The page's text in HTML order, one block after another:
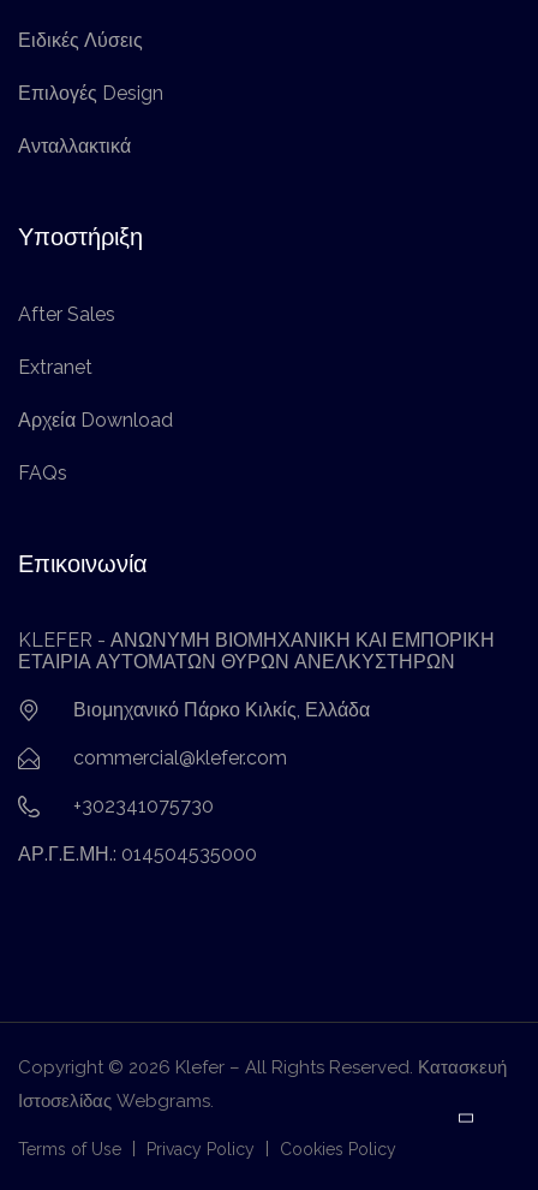
Ειδικές Λύσεις
Επιλογές Design
Ανταλλακτικά
Υποστήριξη
After Sales
Extranet
Αρχεία Download
FAQs
Επικοινωνία
KLEFER - ΑΝΩΝΥΜΗ ΒΙΟΜΗΧΑΝΙΚΗ ΚΑΙ ΕΜΠΟΡΙΚΗ
ΕΤΑΙΡΙΑ ΑΥΤΟΜΑΤΩΝ ΘΥΡΩΝ ΑΝΕΛΚΥΣΤΗΡΩΝ
Βιομηχανικό Πάρκο Κιλκίς, Ελλάδα
commercial@klefer.com
+302341075730
ΑΡ.Γ.Ε.ΜΗ.: 014504535000
Copyright © 2026 Klefer – All Rights Reserved. Κατασκευή
Ιστοσελίδας Webgrams.
Terms of Use Privacy Policy Cookies Policy